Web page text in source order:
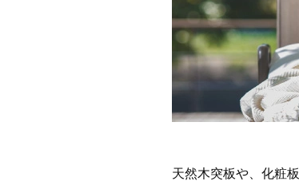
天然木突板や、化粧